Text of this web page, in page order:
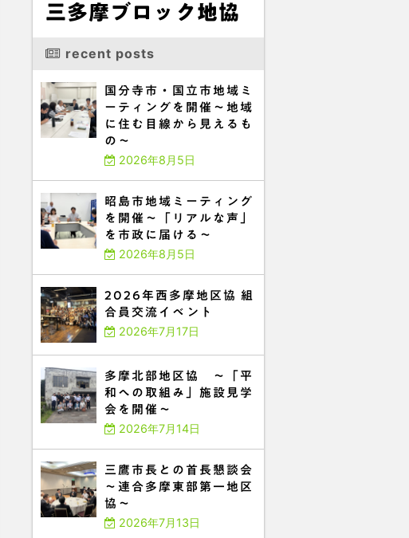
三多摩ブロック地協
recent posts
国分寺市・国立市地域ミ
ーティングを開催～地域
に住む目線から見えるも
の～
2026年8月5日
昭島市地域ミーティング
を開催～「リアルな声」
を市政に届ける～
2026年8月5日
2026年西多摩地区協 組
合員交流イベント
2026年7月17日
多摩北部地区協 ～「平
和への取組み」施設見学
会を開催～
2026年7月14日
三鷹市長との首長懇談会
～連合多摩東部第一地区
協～
2026年7月13日